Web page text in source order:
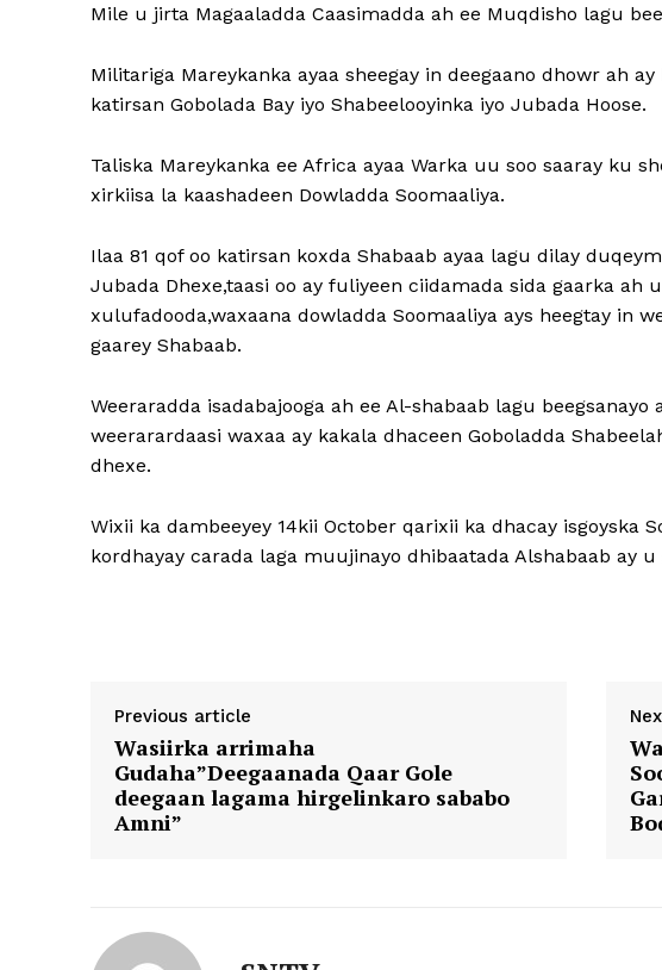
Mile u jirta Magaaladda Caasimadda ah ee Muqdisho lagu
Militariga Mareykanka ayaa sheegay in deegaano dhowr ah
katirsan Gobolada Bay iyo Shabeelooyinka iyo Jubada Hoose.
Taliska Mareykanka ee Africa ayaa Warka uu soo saaray ku
xirkiisa la kaashadeen Dowladda Soomaaliya.
Ilaa 81 qof oo katirsan koxda Shabaab ayaa lagu dilay
Jubada Dhexe,taasi oo ay fuliyeen ciidamada sida gaarka ah
xulufadooda,waxaana dowladda Soomaaliya ays heegtay in
gaarey Shabaab.
Weeraradda isadabajooga ah ee Al-shabaab lagu
weerarardaasi waxaa ay kakala dhaceen Goboladda
dhexe.
Wixii ka dambeeyey 14kii October qarixii ka dhacay isgoyska
kordhayay carada laga muujinayo dhibaatada Alshabaab ay u
Previous article
Wasiirka arrimaha
Gudaha”Deegaanada Qaar Gole
deegaan lagama hirgelinkaro sababo
Amni”